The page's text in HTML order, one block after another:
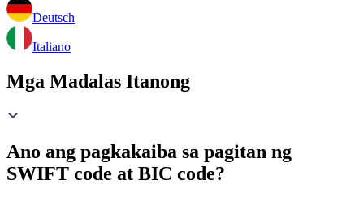
Deutsch
Italiano
Mga Madalas Itanong
Ano ang pagkakaiba sa pagitan ng
SWIFT code at BIC code?